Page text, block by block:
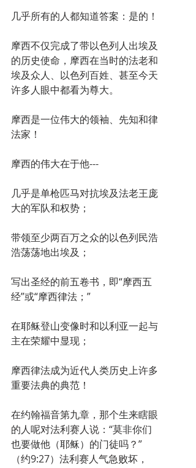
几乎所有的人都知道答案：是的！
摩西不仅完成了带以色列人出埃及
的历史使命，摩西在当时的法老和
埃及众人、以色列百姓、甚至今天
许多人眼中都看为尊大。
摩西是一位伟大的领袖、先知和律
法家！
摩西的伟大在于他---
几乎是单枪匹马对抗埃及法老王庞
大的军队和权势；
带领至少两百万之众的以色列民浩
浩荡荡地出埃及；
写出圣经的前五卷书，即“摩西五
经”或“摩西律法；”
在耶稣登山变像时和以利亚一起与
主在荣耀中显现；
摩西律法成为近代人类历史上许多
重要法典的典范！
在约翰福音第九章，那个生来瞎眼
的人呢对法利赛人说：“莫非你们
也要做他（耶稣）的门徒吗？”
（约9:27）法利赛人气急败坏，